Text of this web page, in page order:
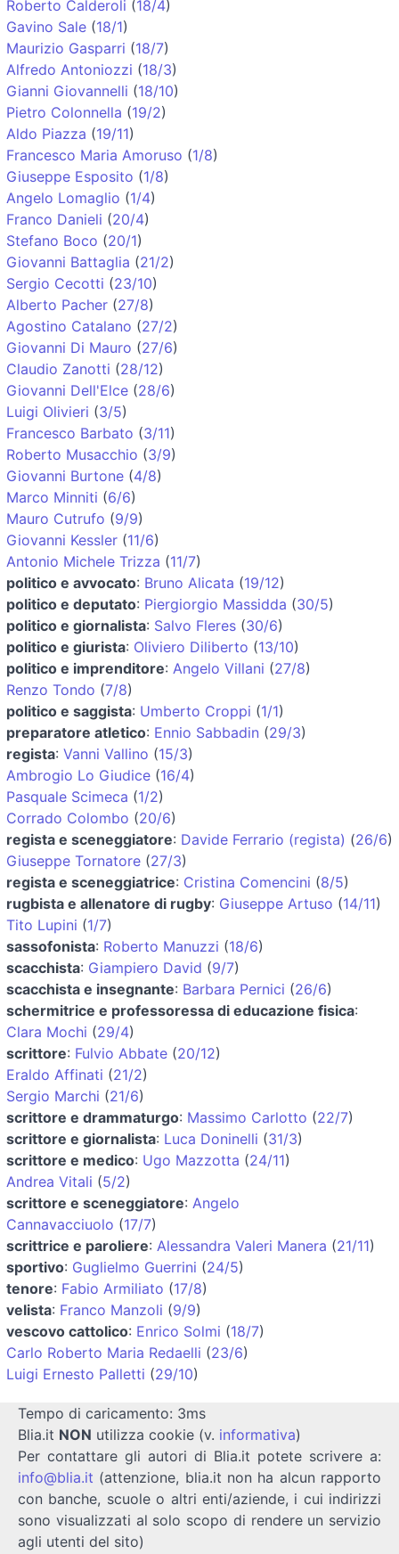
Roberto Calderoli (18/4)
Gavino Sale (18/1)
Maurizio Gasparri (18/7)
Alfredo Antoniozzi (18/3)
Gianni Giovannelli (18/10)
Pietro Colonnella (19/2)
Aldo Piazza (19/11)
Francesco Maria Amoruso (1/8)
Giuseppe Esposito (1/8)
Angelo Lomaglio (1/4)
Franco Danieli (20/4)
Stefano Boco (20/1)
Giovanni Battaglia (21/2)
Sergio Cecotti (23/10)
Alberto Pacher (27/8)
Agostino Catalano (27/2)
Giovanni Di Mauro (27/6)
Claudio Zanotti (28/12)
Giovanni Dell'Elce (28/6)
Luigi Olivieri (3/5)
Francesco Barbato (3/11)
Roberto Musacchio (3/9)
Giovanni Burtone (4/8)
Marco Minniti (6/6)
Mauro Cutrufo (9/9)
Giovanni Kessler (11/6)
Antonio Michele Trizza (11/7)
politico e avvocato: Bruno Alicata (19/12)
politico e deputato: Piergiorgio Massidda (30/5)
politico e giornalista: Salvo Fleres (30/6)
politico e giurista: Oliviero Diliberto (13/10)
politico e imprenditore: Angelo Villani (27/8)
Renzo Tondo (7/8)
politico e saggista: Umberto Croppi (1/1)
preparatore atletico: Ennio Sabbadin (29/3)
regista: Vanni Vallino (15/3)
Ambrogio Lo Giudice (16/4)
Pasquale Scimeca (1/2)
Corrado Colombo (20/6)
regista e sceneggiatore: Davide Ferrario (regista) (26/6)
Giuseppe Tornatore (27/3)
regista e sceneggiatrice: Cristina Comencini (8/5)
rugbista e allenatore di rugby: Giuseppe Artuso (14/11)
Tito Lupini (1/7)
sassofonista: Roberto Manuzzi (18/6)
scacchista: Giampiero David (9/7)
scacchista e insegnante: Barbara Pernici (26/6)
schermitrice e professoressa di educazione fisica:
Clara Mochi (29/4)
scrittore: Fulvio Abbate (20/12)
Eraldo Affinati (21/2)
Sergio Marchi (21/6)
scrittore e drammaturgo: Massimo Carlotto (22/7)
scrittore e giornalista: Luca Doninelli (31/3)
scrittore e medico: Ugo Mazzotta (24/11)
Andrea Vitali (5/2)
scrittore e sceneggiatore: Angelo
Cannavacciuolo (17/7)
scrittrice e paroliere: Alessandra Valeri Manera (21/11)
sportivo: Guglielmo Guerrini (24/5)
tenore: Fabio Armiliato (17/8)
velista: Franco Manzoli (9/9)
vescovo cattolico: Enrico Solmi (18/7)
Carlo Roberto Maria Redaelli (23/6)
Luigi Ernesto Palletti (29/10)
Tempo di caricamento: 3ms
Blia.it NON utilizza cookie (v. informativa)
Per contattare gli autori di Blia.it potete scrivere a:
info@blia.it (attenzione, blia.it non ha alcun rapporto
con banche, scuole o altri enti/aziende, i cui indirizzi
sono visualizzati al solo scopo di rendere un servizio
agli utenti del sito)